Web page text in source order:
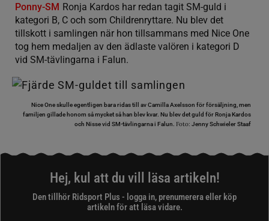
Ponny-SM Ronja Kardos har redan tagit SM-guld i
kategori B, C och som Childrenryttare. Nu blev det
tillskott i samlingen när hon tillsammans med Nice One
tog hem medaljen av den ädlaste valören i kategori D
vid SM-tävlingarna i Falun.
Nice One skulle egentligen bara ridas till av Camilla Axelsson för försäljning, men
familjen gillade honom så mycket så han blev kvar. Nu blev det guld för Ronja Kardos
och Nisse vid SM-tävlingarna i Falun. Foto: Jenny Schwieler Staaf
Hej, kul att du vill läsa artikeln!
Den tillhör Ridsport Plus - logga in, prenumerera eller köp
artikeln för att läsa vidare.